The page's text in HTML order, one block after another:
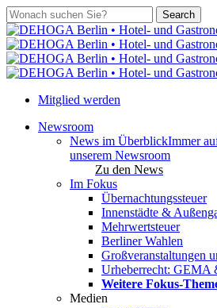
Skip
to
main
content
Search
Close
Search
Mitglied werden
search
account
Menu
Newsroom
News im ÜberblickImmer
unserem Newsroom
Zu den News
Im Fokus
Übernachtungssteuer
Innenstädte &
Mehrwertsteuer
Berliner Wahlen
Großveranstaltungen
Urheberrecht: GEMA
Weitere Fokus-
Medien